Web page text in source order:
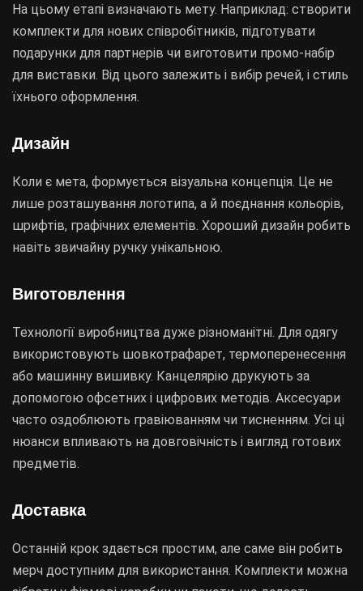
На цьому етапі визначають мету. Наприклад: створити
комплекти для нових співробітників, підготувати
подарунки для партнерів чи виготовити промо-набір
для виставки. Від цього залежить і вибір речей, і стиль
їхнього оформлення.
Дизайн
Коли є мета, формується візуальна концепція. Це не
лише розташування логотипа, а й поєднання кольорів,
шрифтів, графічних елементів. Хороший дизайн робить
навіть звичайну ручку унікальною.
Виготовлення
Технології виробництва дуже різноманітні. Для одягу
використовують шовкотрафарет, термоперенесення
або машинну вишивку. Канцелярію друкують за
допомогою офсетних і цифрових методів. Аксесуари
часто оздоблюють гравіюванням чи тисненням. Усі ці
нюанси впливають на довговічність і вигляд готових
предметів.
Доставка
Останній крок здається простим, але саме він робить
мерч доступним для використання. Комплекти можна